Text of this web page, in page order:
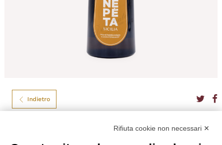
Indietro
Rifiuta cookie non necessari ✕